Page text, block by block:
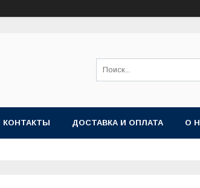
КОНТАКТЫ ДОСТАВКА И ОПЛАТА О